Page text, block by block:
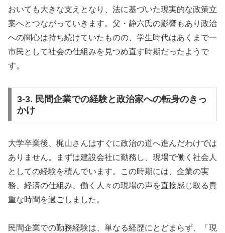
おいても大きな支えとなり、法に基づいた現実的な政策立
案へとつながっていきます。父・静六氏の影響もあり政治
への関心は持ち続けていたものの、学生時代はあくまで一
市民として社会の仕組みを見つめ直す時期だったようで
す。
3-3. 民間企業での経験と政治家への転身のきっ
かけ
大学卒業後、梶山さんはすぐに政治の道へ進んだわけでは
ありません。まずは建設会社に勤務し、現場で働く社会人
としての経験を積んでいます。この時期には、企業の実
務、経済の仕組み、働く人々の現場の声を直接感じ取る貴
重な時間を過ごしました。
民間企業での勤務経験は、単なる経歴にとどまらず、「現